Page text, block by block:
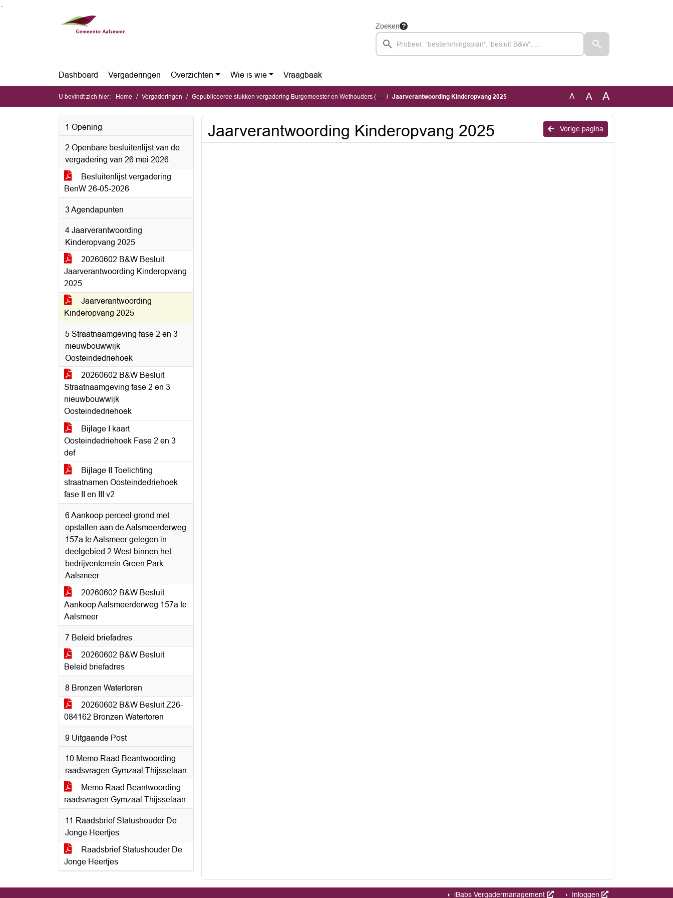
Zoeken
Dashboard Vergaderingen Overzichten Wie is wie Vraagbaak
U bevindt zich hier: Home Vergaderingen Gepubliceerde stukken vergadering Burgemeester en Wethouders (dinsdag 2 juni 2026) Jaarverantwoording Kinderopvang 2025 A A A
1 Opening
2 Openbare besluitenlijst van de
vergadering van 26 mei 2026
Besluitenlijst vergadering
BenW 26-05-2026
3 Agendapunten
4 Jaarverantwoording
Kinderopvang 2025
20260602 B&W Besluit
Jaarverantwoording Kinderopvang
2025
Jaarverantwoording
Kinderopvang 2025
5 Straatnaamgeving fase 2 en 3
nieuwbouwwijk
Oosteindedriehoek
20260602 B&W Besluit
Straatnaamgeving fase 2 en 3
nieuwbouwwijk
Oosteindedriehoek
Bijlage I kaart
Oosteindedriehoek Fase 2 en 3
def
Bijlage II Toelichting
straatnamen Oosteindedriehoek
fase II en III v2
6 Aankoop perceel grond met
opstallen aan de Aalsmeerderweg
157a te Aalsmeer gelegen in
deelgebied 2 West binnen het
bedrijventerrein Green Park
Aalsmeer
20260602 B&W Besluit
Aankoop Aalsmeerderweg 157a te
Aalsmeer
7 Beleid briefadres
20260602 B&W Besluit
Beleid briefadres
8 Bronzen Watertoren
20260602 B&W Besluit Z26-
084162 Bronzen Watertoren
9 Uitgaande Post
10 Memo Raad Beantwoording
raadsvragen Gymzaal Thijsselaan
Memo Raad Beantwoording
raadsvragen Gymzaal Thijsselaan
11 Raadsbrief Statushouder De
Jonge Heertjes
Raadsbrief Statushouder De
Jonge Heertjes
Vorige pagina
Jaarverantwoording Kinderopvang 2025
iBabs Vergadermanagement Inloggen